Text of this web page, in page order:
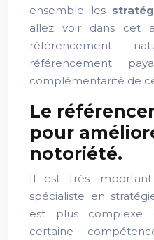
ensemble les
allez voir dans cet
référencement
référencement
complémentarité de
Le
pour
notoriété.
Il est très
spécialiste en
est plus complexe
certaine